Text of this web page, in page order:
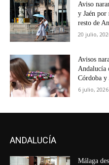
Aviso
y Jaén por
resto de
20 julio,
Avisos
Andalucía
Córdoba y
6 julio, 2026
ANDALUCÍA
Málaga